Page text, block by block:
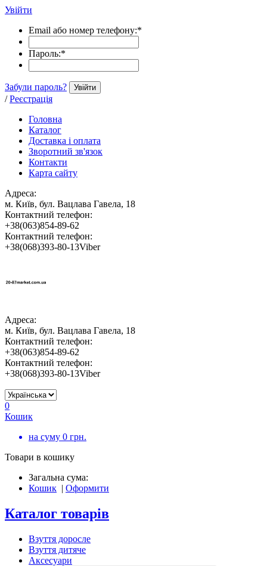
Увійти
Email або номер телефону:*
Пароль:*
Забули пароль? Увійти
/ Реєстрація
Головна
Каталог
Доставка і оплата
Зворотний зв'язок
Контакти
Карта сайту
Адреса:
м. Київ, бул. Вацлава Гавела, 18
Контактний телефон:
+38(063)854-89-62
Контактний телефон:
+38(068)393-80-13Viber
Адреса:
м. Київ, бул. Вацлава Гавела, 18
Контактний телефон:
+38(063)854-89-62
Контактний телефон:
+38(068)393-80-13Viber
0
Кошик
на суму 0 грн.
Товари в кошику
Загальна сума:
Кошик | Оформити
Каталог товарів
Взуття доросле
Взуття дитяче
Аксесуари